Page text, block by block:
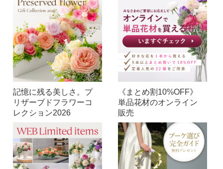
記憶に残る美しさ。プ
リザーブドフラワーコ
レクション2026
《まとめ割10%OFF》
単品花材のオンライン
販売